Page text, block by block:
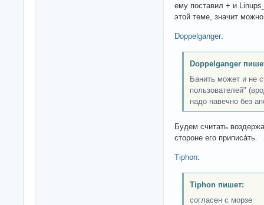
ему поставил + и
этой теме, значит
Doppelganger:
Doppelganger
Банить может и не
пользователей"
надо навечно без
Будем считать
стороне его приписáть.
Tiphon:
Tiphon пишет:
согласен с морзе